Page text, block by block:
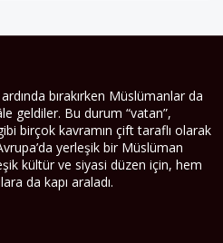
geldiler. Bu durum “vatan”,
birçok kavramın çift taraflı olarak
yerleşik bir Müslüman
kültür ve siyasi düzen için, hem
da kapı araladı.